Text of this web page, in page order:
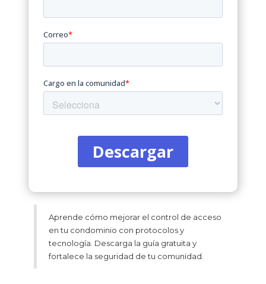
Aprende cómo mejorar el control de acceso
en tu condominio con protocolos y
tecnología. Descarga la guía gratuita y
fortalece la seguridad de tu comunidad.